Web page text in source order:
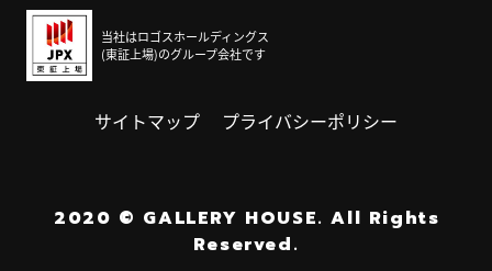
当社はロゴスホールディングス
(東証上場)のグループ会社です
サイトマップ プライバシーポリシー
2020 © GALLERY HOUSE. All Rights
Reserved.